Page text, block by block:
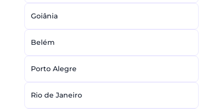
Goiânia
Belém
Porto Alegre
Rio de Janeiro